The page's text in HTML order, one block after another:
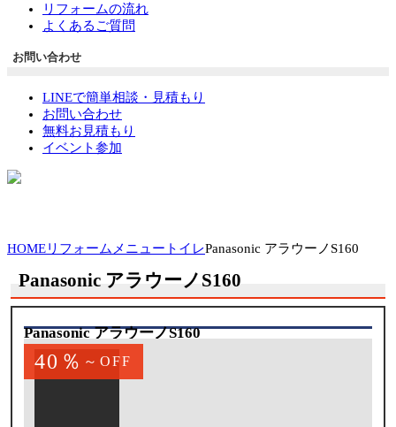
リフォームの流れ
よくあるご質問
お問い合わせ
LINEで簡単相談・見積もり
お問い合わせ
無料お見積もり
イベント参加
HOMEリフォームメニュー トイレPanasonic アラウーノS160
Panasonic アラウーノS160
Panasonic アラウーノS160
40％ ～OFF